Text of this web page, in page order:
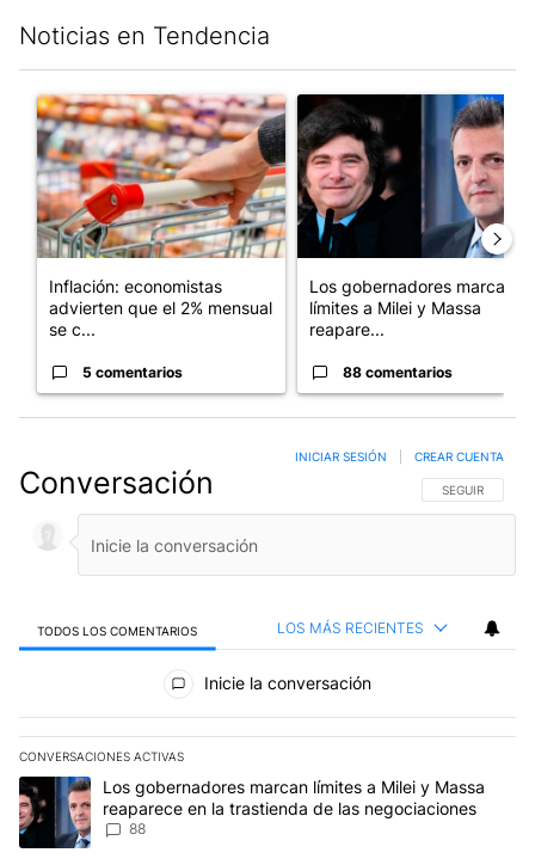
Noticias en Tendencia
Un artículo de tendencia con el título "Inflación: economistas
Inflación: economistas
advierten que el 2% mensual
se c...
5 comentarios
Un artículo de tendencia
Los gobernadores marcan
límites a Milei y Massa
reapare...
88 comentarios
Conversación SIGA ESTA
SEGUIR
INICIAR SESIÓN CREAR CUENTA
TODOS LOS COMENTARIOS LOS MÁS RECIENTES
Todos los comentarios
Inicie la conversación
CONVERSACIONES ACTIVAS
Este listado muestra los artículos con más comentarios en los
Un artículo de tendencia con el título "Los gobernadores
Los gobernadores marcan límites a Milei y Massa
reaparece en la trastienda de las negociaciones
88